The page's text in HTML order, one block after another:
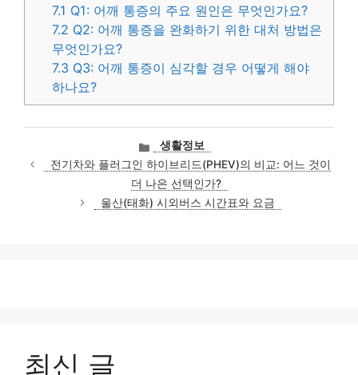
7.1 Q1: 어깨 통증의 주요 원인은 무엇인가요?
7.2 Q2: 어깨 통증을 완화하기 위한 대처 방법은
무엇인가요?
7.3 Q3: 어깨 통증이 심각할 경우 어떻게 해야
하나요?
카
테
고
리
생활정보
전기차와 플러그인 하이브리드(PHEV)의 비교: 어느 것이
더 나은 선택인가?
울산(태화) 시외버스 시간표와 요금
최신 글